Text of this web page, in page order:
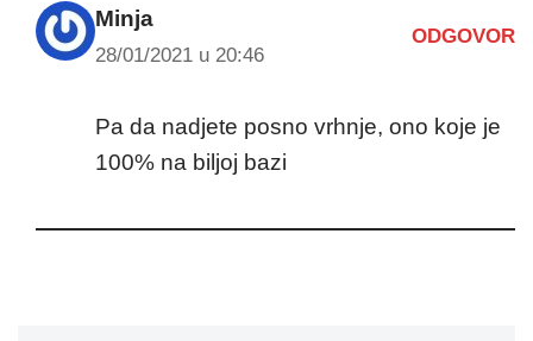
Minja
28/01/2021 u 20:46
ODGOVOR
Pa da nadjete posno vrhnje, ono koje je
100% na biljoj bazi